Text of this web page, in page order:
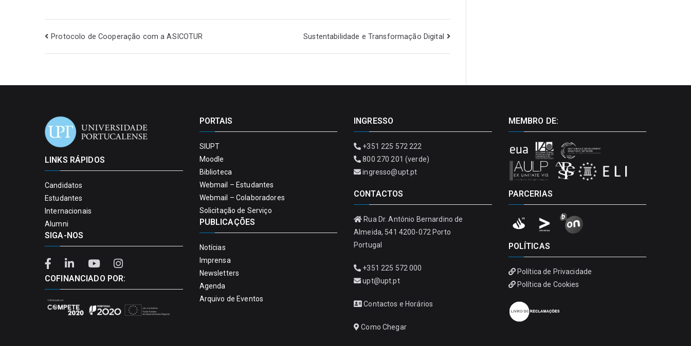
Protocolo de Cooperação com a ASICOTUR Sustentabilidade e Transformação Digital
LINKS RÁPIDOS
Candidatos
Estudantes
Internacionais
Alumni
SIGA-NOS
COFINANCIADO POR:
PORTAIS
SIUPT
Moodle
Biblioteca
Webmail – Estudantes
Webmail – Colaboradores
Solicitação de Serviço
PUBLICAÇÕES
Notícias
Imprensa
Newsletters
Agenda
Arquivo de Eventos
INGRESSO
+351 225 572 222
800 270 201 (verde)
ingresso@upt.pt
CONTACTOS
Rua Dr. António Bernardino de
Almeida, 541 4200-072 Porto
Portugal
+351 225 572 000
upt@upt.pt
Contactos e Horários
Como Chegar
MEMBRO DE:
PARCERIAS
POLÍTICAS
Política de Privacidade
Política de Cookies